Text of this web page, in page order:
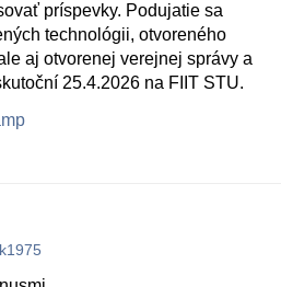
príspevky. Podujatie sa
technológii, otvoreného
aj otvorenej verejnej správy a
25.4.2026 na FIIT STU.